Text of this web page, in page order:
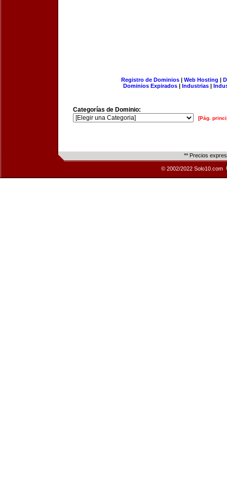
Registro de Dominios| Web Hosting |
Dominios Expirados | Industrias |
Categorías de Dominio:
[Pág.
** Precios
© 2002/2022 Solo10.com